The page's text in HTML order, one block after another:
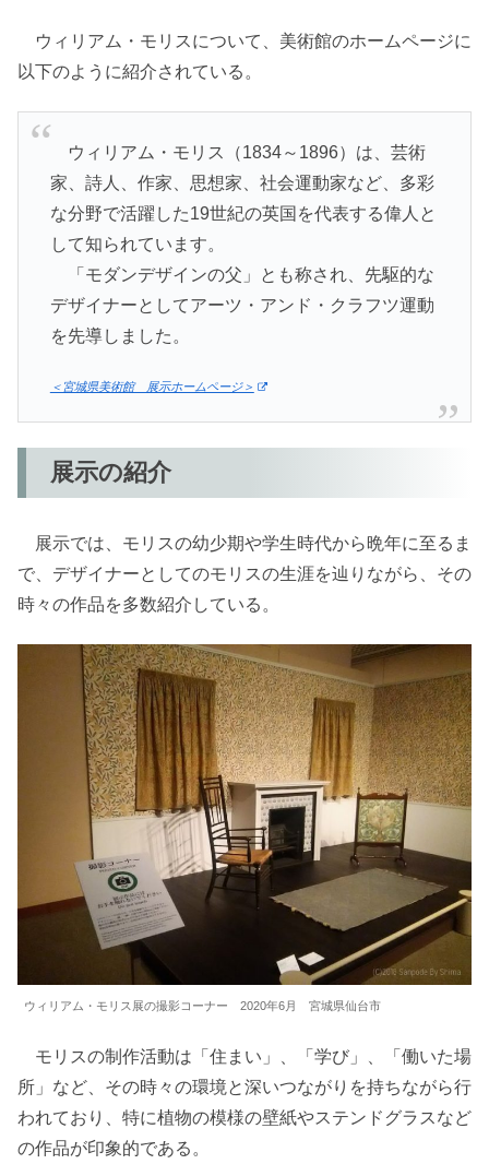
ウィリアム・モリスについて、美術館のホームページに
以下のように紹介されている。
ウィリアム・モリス（1834～1896）は、芸術
家、詩人、作家、思想家、社会運動家など、多彩
な分野で活躍した19世紀の英国を代表する偉人と
して知られています。
「モダンデザインの父」とも称され、先駆的な
デザイナーとしてアーツ・アンド・クラフツ運動
を先導しました。
＜宮城県美術館 展示ホームページ＞
展示の紹介
展示では、モリスの幼少期や学生時代から晩年に至るま
で、デザイナーとしてのモリスの生涯を辿りながら、その
時々の作品を多数紹介している。
ウィリアム・モリス展の撮影コーナー 2020年6月 宮城県仙台市
モリスの制作活動は「住まい」、「学び」、「働いた場
所」など、その時々の環境と深いつながりを持ちながら行
われており、特に植物の模様の壁紙やステンドグラスなど
の作品が印象的である。